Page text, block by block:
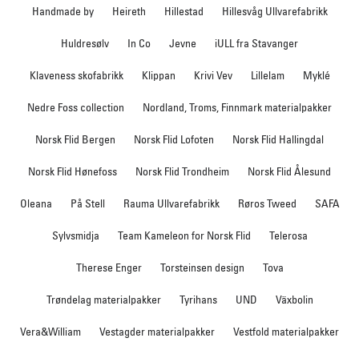
Handmade by Heireth Hillestad Hillesvåg Ullvarefabrikk
Huldresølv In Co Jevne iULL fra Stavanger
Klaveness skofabrikk Klippan Krivi Vev Lillelam Myklé
Nedre Foss collection Nordland, Troms, Finnmark materialpakker
Norsk Flid Bergen Norsk Flid Lofoten Norsk Flid Hallingdal
Norsk Flid Hønefoss Norsk Flid Trondheim Norsk Flid Ålesund
Oleana På Stell Rauma Ullvarefabrikk Røros Tweed SAFA
Sylvsmidja Team Kameleon for Norsk Flid Telerosa
Therese Enger Torsteinsen design Tova
Trøndelag materialpakker Tyrihans UND Växbolin
Vera&William Vestagder materialpakker Vestfold materialpakker